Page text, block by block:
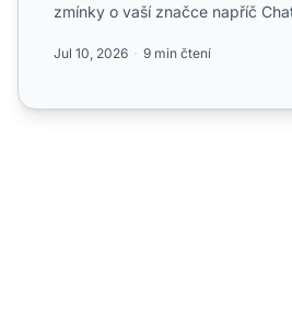
zmínky o vaší značce napříč
Jul 10, 2026 9 min čtení